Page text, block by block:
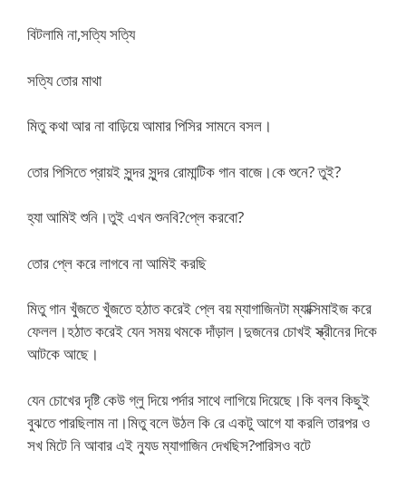
বিটলামি না,সত্যি সত্যি
সত্যি তোর মাথা
মিতু কথা আর না বাড়িয়ে আমার পিসির সামনে বসল।
তোর পিসিতে প্রায়ই সুন্দর সুন্দর রোমান্টিক গান বাজে।কে শুনে? তুই?
হ্যা আমিই শুনি।তুই এখন শুনবি?প্লে করবো?
তোর প্লে করে লাগবে না আমিই করছি
মিতু গান খুঁজতে খুঁজতে হঠাত করেই প্লে বয় ম্যাগাজিনটা ম্যাক্সিমাইজ করে
ফেলল।হঠাত করেই যেন সময় থমকে দাঁড়াল।দুজনের চোখই স্ক্রীনের দিকে
আটকে আছে।
যেন চোখের দৃষ্টি কেউ গ্লু দিয়ে পর্দার সাথে লাগিয়ে দিয়েছে।কি বলব কিছুই
বুঝতে পারছিলাম না।মিতু বলে উঠল কি রে একটু আগে যা করলি তারপর ও
সখ মিটে নি আবার এই ন্যুড ম্যাগাজিন দেখছিস?পারিসও বটে